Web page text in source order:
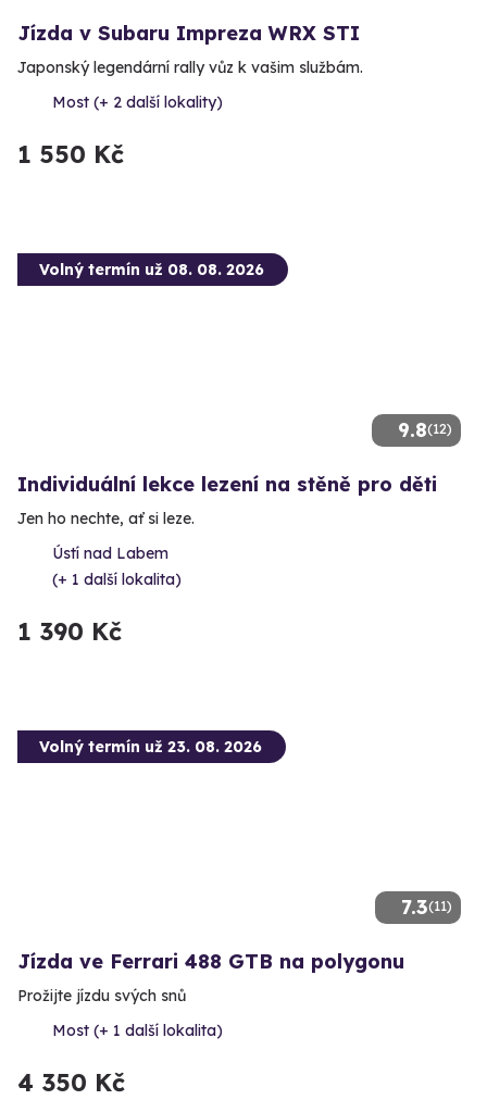
Jízda v Subaru Impreza WRX STI
Japonský legendární rally vůz k vašim službám.
Most (+ 2 další lokality)
1 550 Kč
9.8(12)
Volný termín už 08. 08. 2026
Individuální lekce lezení na stěně pro děti
Jen ho nechte, ať si leze.
Ústí nad Labem
(+ 1 další lokalita)
1 390 Kč
7.3(11)
Volný termín už 23. 08. 2026
Jízda ve Ferrari 488 GTB na polygonu
Prožijte jízdu svých snů
Most (+ 1 další lokalita)
4 350 Kč